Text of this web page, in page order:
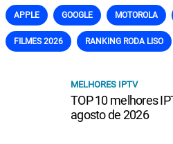
APPLE GOOGLE MOTOROLA
FILMES 2026 RANKING RODA LISO
MELHORES IPTV
TOP 10 melhores
agosto de 2026